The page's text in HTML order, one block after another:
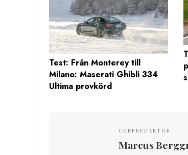
Test: Från Monterey till
Milano: Maserati Ghibli 334
Ultima provkörd
CHEFREDAKTÖR
Marcus